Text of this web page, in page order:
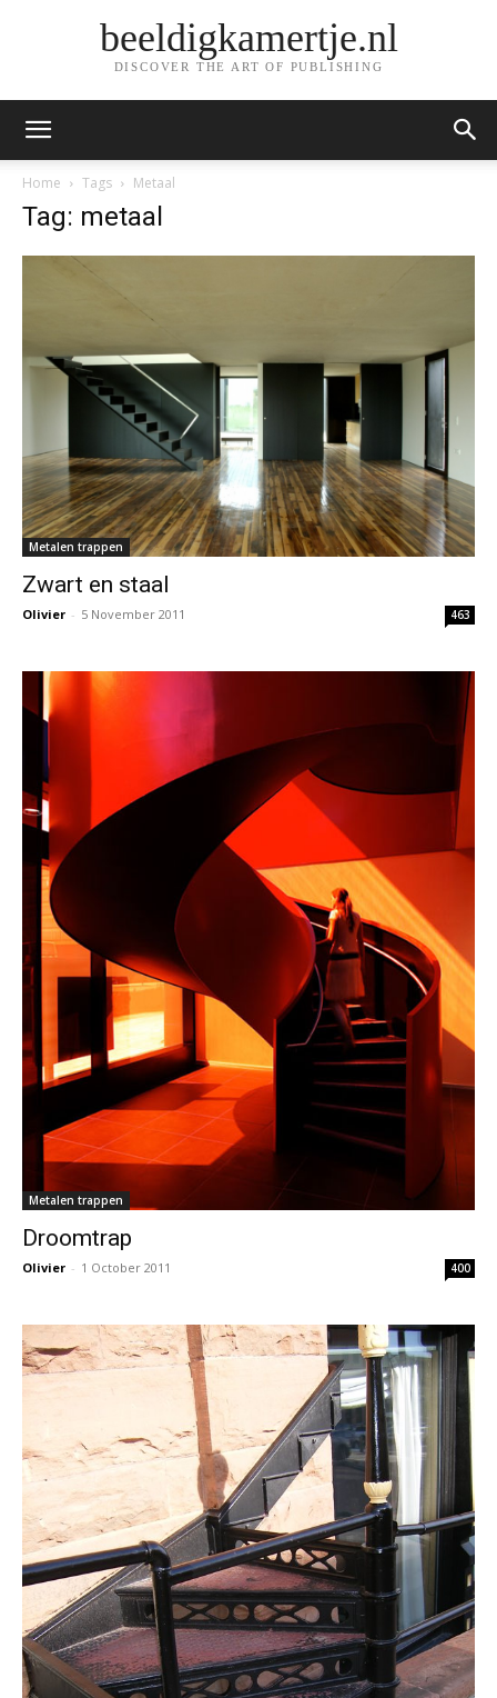
beeldigkamertje.nl
DISCOVER THE ART OF PUBLISHING
Home Tags Metaal
Tag: metaal
Metalen trappen
Zwart en staal
Olivier - 5 November 2011 463
Metalen trappen
Droomtrap
Olivier - 1 October 2011 400